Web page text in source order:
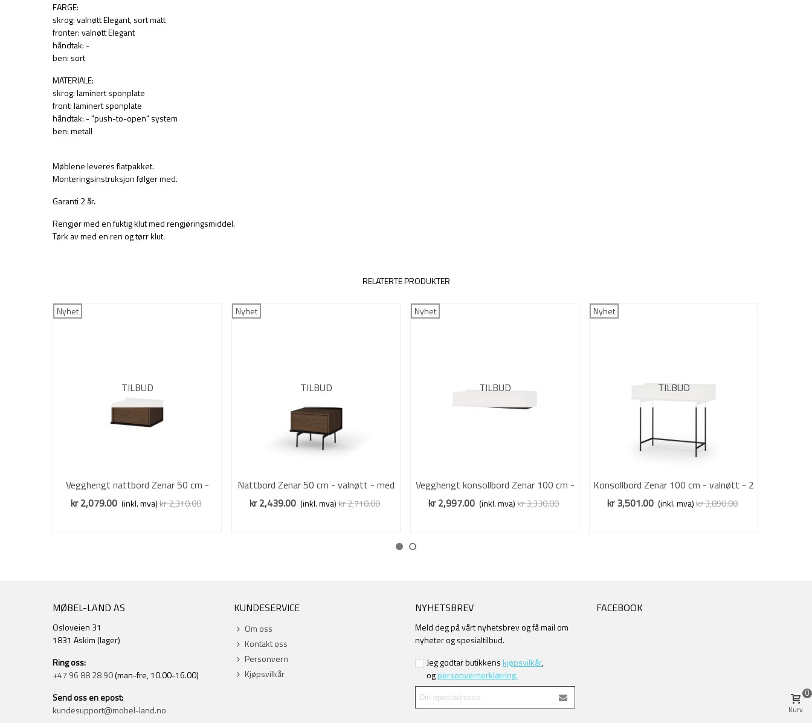
FARGE:
skrog: valnøtt Elegant, sort matt
fronter: valnøtt Elegant
håndtak: -
ben: sort
MATERIALE:
skrog: laminert sponplate
front: laminert sponplate
håndtak: - "push-to-open" system
ben: metall
Møblene leveres flatpakket.
Monteringsinstruksjon følger med.
Garanti 2 år.
Rengjør med en fuktig klut med rengjøringsmiddel.
Tørk av med en ren og tørr klut.
RELATERTE PRODUKTER
Nyhet
Vis mer
TILBUD
Vegghengt nattbord Zenar 50 cm -
valnøtt - med skuff
kr 2,079.00 (inkl. mva)kr 2,310.00
Nyhet
Vis mer
TILBUD
Nattbord Zenar 50 cm - valnøtt - med
skuff
kr 2,439.00 (inkl. mva)kr 2,710.00
Nyhet
Vis mer
TILBUD
Vegghengt konsollbord Zenar 100 cm -
valnøtt - 2 skuffer
kr 2,997.00 (inkl. mva)kr 3,330.00
Nyhet
Vis mer
TILBUD
Konsollbord Zenar 100 cm - valnøtt - 2
skuffer
kr 3,501.00 (inkl. mva)kr 3,890.00
MØBEL-LAND AS
Osloveien 31
1831 Askim (lager)
Ring oss:
+47 96 88 28 90(man-fre, 10.00-16.00)
Send oss en epost:
kundesupport@mobel-land.no
KUNDESERVICE
Om oss
Kontakt oss
Personvern
Kjøpsvilkår
NYHETSBREV
Meld deg på vårt nyhetsbrev og få mail om
nyheter og spesialtilbud.
Jeg godtar butikkenskjøpsvilkår,
ogpersonvernerklæring.
FACEBOOK
Kurv
0